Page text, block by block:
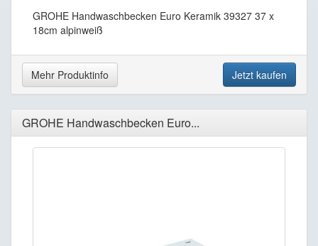
GROHE Handwaschbecken Euro Keramik 39327 37 x
18cm alpinweiß
Mehr Produktinfo Jetzt kaufen
GROHE Handwaschbecken Euro...